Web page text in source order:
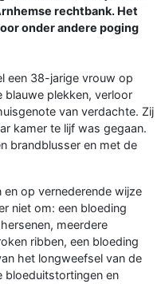
rechtbank. Het
onder andere poging
een 38-jarige vrouw op
blauwe plekken, verloor
van verdachte. Zij
kamer te lijf was gegaan.
brandblusser en met de
op vernederende wijze
niet om: een bloeding
meerdere
ribben, een bloeding
het longweefsel van de
bloeduitstortingen en